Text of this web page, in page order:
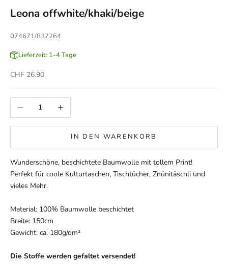
Leona offwhite/khaki/beige
074671/837264
Lieferzeit: 1-4 Tage
Angebot
CHF 26.90
Anzahl verringernAnzahl erhöhen
IN DEN WARENKORB
Wunderschöne, beschichtete Baumwolle mit tollem Print!
Perfekt für coole Kulturtaschen, Tischtücher, Znünitäschli und
vieles Mehr.
Material: 100% Baumwolle beschichtet
Breite: 150cm
Gewicht: ca. 180g/qm²
Die Stoffe werden gefaltet versendet!